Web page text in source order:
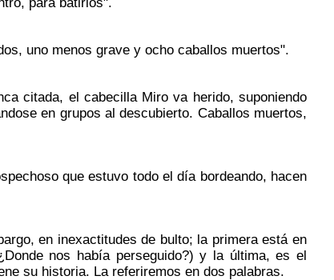
uno menos grave y ocho caballos muertos".
citada, el cabecilla Miro va herido, suponiendo
en grupos al descubierto. Caballos muertos,
que estuvo todo el día bordeando, hacen
en inexactitudes de bulto; la primera está en
nos había perseguido?) y la última, es el
su historia. La referiremos en dos palabras.